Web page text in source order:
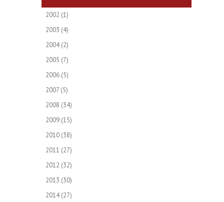
2002 (1)
2003 (4)
2004(2)
2005 (7)
2006 (5)
2007 (5)
2008 (34)
2009 (15)
2010 (38)
2011 (27)
2012 (32)
2013 (30)
2014(27)